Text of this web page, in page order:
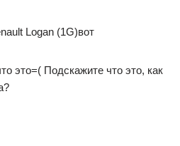
вот
это=( Подскажите что это, как